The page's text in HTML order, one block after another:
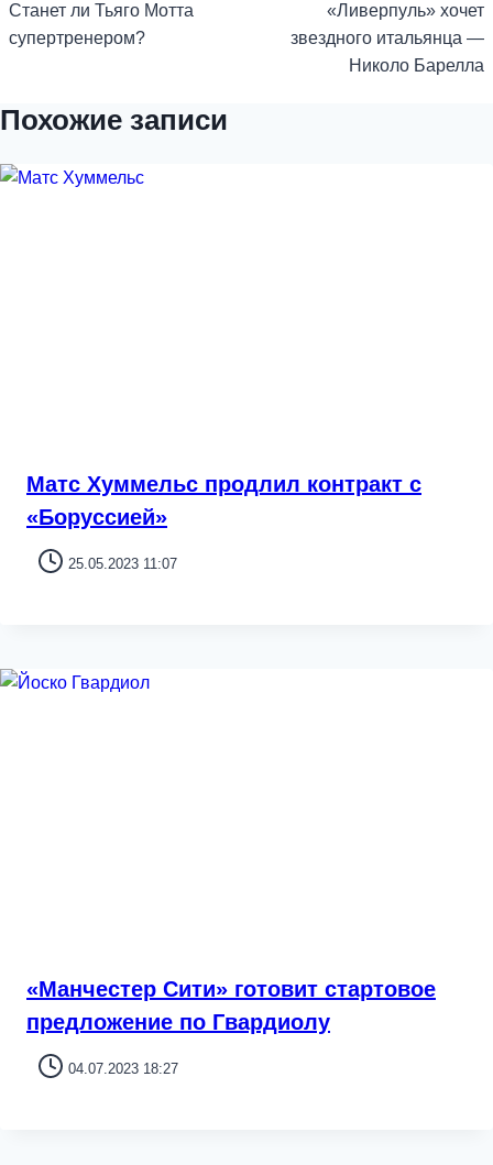
Станет ли Тьяго Мотта
супертренером?
«Ливерпуль» хочет
звездного итальянца —
Николо Барелла
Похожие записи
Матс Хуммельс продлил контракт с
«Боруссией»
25.05.2023 11:07
«Манчестер Сити» готовит стартовое
предложение по Гвардиолу
04.07.2023 18:27